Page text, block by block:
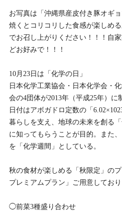
お写真は「沖縄県産皮付き豚オギョ
焼くとコリコリした食感が楽しめ
でお召し上がりください！！！自
どお好みで！！！
10月23日は「化学の日」
日本化学工業協会・日本化学会・
会の4団体が2013年（平成25年）に
日付はアボガドロ定数の「
暮らしを支え、地球の未来を創る
に知ってもらうことが目的。また
を「化学週間」としている。
秋の食材が楽しめる「秋限定」の
プレミアムプラン」ご用意しており
◯前菜3種盛り合わせ